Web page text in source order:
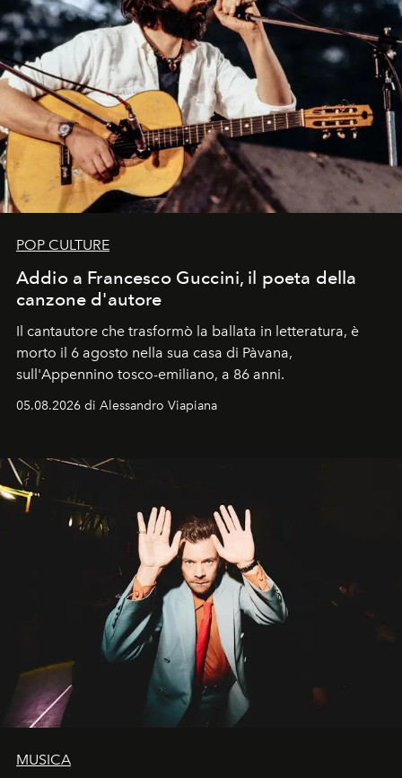
POP CULTURE
Addio a Francesco Guccini, il poeta della
canzone d'autore
Il cantautore che trasformò la ballata in letteratura, è
morto il 6 agosto nella sua casa di Pàvana,
sull'Appennino tosco-emiliano, a 86 anni.
05.08.2026 di Alessandro Viapiana
MUSICA